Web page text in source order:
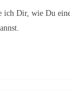
ich Dir, wie Du